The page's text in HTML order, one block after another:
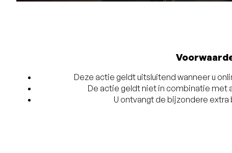
Deze actie geldt uitsluitend wanneer u
De actie geldt niet in combinatie met
U ontvangt de bijzondere